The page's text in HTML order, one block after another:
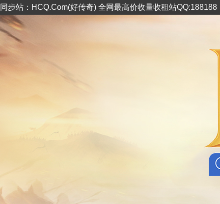
同步站：HCQ.Com(好传奇) 全网最高价收量收租站